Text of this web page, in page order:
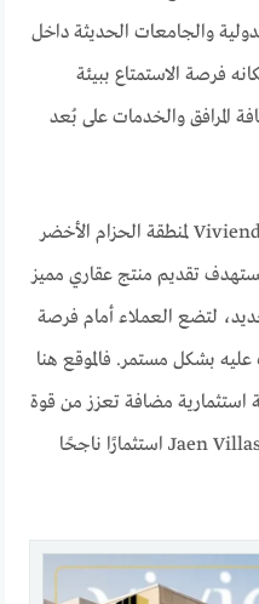
والجامعات الحديثة داخل
فرصة الاستمتاع ببيئة
المرافق والخدمات على بُعد
إن اختيار شركة Vivienda Developments لمنطقة الحزام الأخضر
تقديم منتج عقاري مميز
لتضع العملاء أمام فرصة
عليه بشكل مستمر. فالموقع هنا
استثمارية مضافة تعزز من قوة
المشروع وتجعل امتلاك وحدة داخل Jaen Villas استثمارًا ناجحًا